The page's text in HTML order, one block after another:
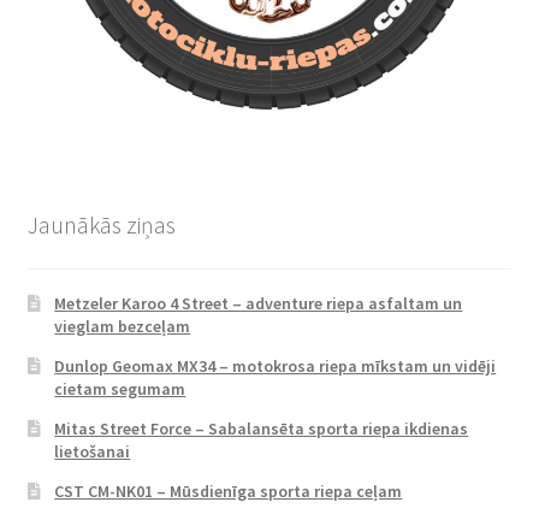
Jaunākās ziņas
Metzeler Karoo 4 Street – adventure riepa asfaltam un
vieglam bezceļam
Dunlop Geomax MX34 – motokrosa riepa mīkstam un vidēji
cietam segumam
Mitas Street Force – Sabalansēta sporta riepa ikdienas
lietošanai
CST CM-NK01 – Mūsdienīga sporta riepa ceļam